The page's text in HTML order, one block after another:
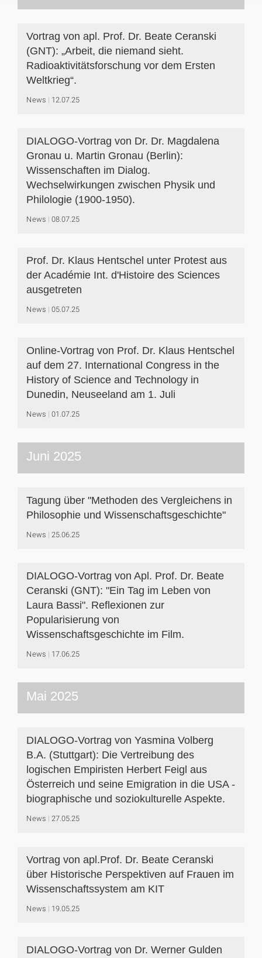
Vortrag von apl. Prof. Dr. Beate Ceranski
(GNT): „Arbeit, die niemand sieht.
Radioaktivitätsforschung vor dem Ersten
Weltkrieg“.
News 12.07.25
DIALOGO-Vortrag von Dr. Dr. Magdalena
Gronau u. Martin Gronau (Berlin):
Wissenschaften im Dialog.
Wechselwirkungen zwischen Physik und
Philologie (1900-1950).
News 08.07.25
Prof. Dr. Klaus Hentschel unter Protest aus
der Académie Int. d'Histoire des Sciences
ausgetreten
News 05.07.25
Online-Vortrag von Prof. Dr. Klaus Hentschel
auf dem 27. International Congress in the
History of Science and Technology in
Dunedin, Neuseeland am 1. Juli
News 01.07.25
Juni 2025
Tagung über "Methoden des Vergleichens in
Philosophie und Wissenschaftsgeschichte"
News 25.06.25
DIALOGO-Vortrag von Apl. Prof. Dr. Beate
Ceranski (GNT): "Ein Tag im Leben von
Laura Bassi". Reflexionen zur
Popularisierung von
Wissenschaftsgeschichte im Film.
News 17.06.25
Mai 2025
DIALOGO-Vortrag von Yasmina Volberg
B.A. (Stuttgart): Die Vertreibung des
logischen Empiristen Herbert Feigl aus
Österreich und seine Emigration in die USA -
biographische und soziokulturelle Aspekte.
News 27.05.25
Vortrag von apl.Prof. Dr. Beate Ceranski
über Historische Perspektiven auf Frauen im
Wissenschaftssystem am KIT
News 19.05.25
DIALOGO-Vortrag von Dr. Werner Gulden